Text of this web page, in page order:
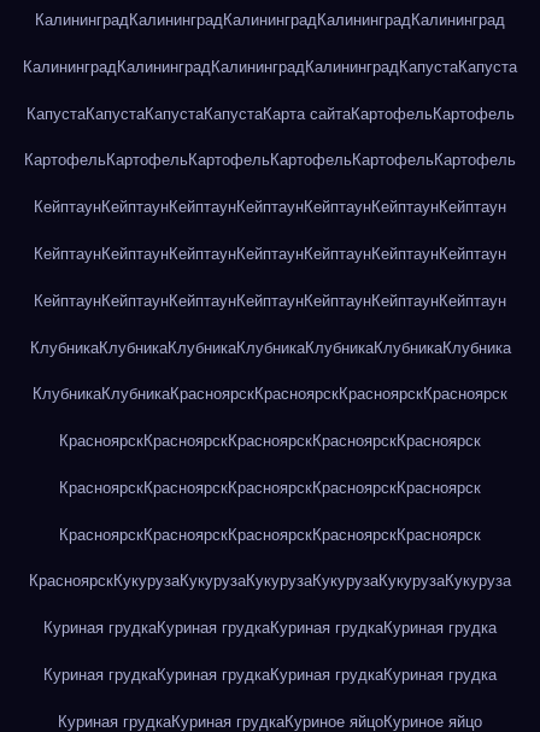
КалининградКалининградКалининградКалининградКалининград
Калининград Калининград Калининград Калининград КапустаКапуста
КапустаКапустаКапустаКапустаКарта сайтаКартофельКартофель
КартофельКартофельКартофельКартофельКартофельКартофель
КейптаунКейптаунКейптаунКейптаунКейптаунКейптаунКейптаун
КейптаунКейптаунКейптаунКейптаунКейптаунКейптаунКейптаун
КейптаунКейптаунКейптаунКейптаунКейптаунКейптаунКейптаун
КлубникаКлубникаКлубникаКлубникаКлубникаКлубникаКлубника
КлубникаКлубникаКрасноярскКрасноярскКрасноярскКрасноярск
КрасноярскКрасноярскКрасноярскКрасноярскКрасноярск
КрасноярскКрасноярскКрасноярскКрасноярскКрасноярск
КрасноярскКрасноярскКрасноярскКрасноярскКрасноярск
КрасноярскКукурузаКукурузаКукурузаКукурузаКукурузаКукуруза
Куриная грудкаКуриная грудкаКуриная грудкаКуриная грудка
Куриная грудкаКуриная грудкаКуриная грудкаКуриная грудка
Куриная грудкаКуриная грудкаКуриное яйцоКуриное яйцо